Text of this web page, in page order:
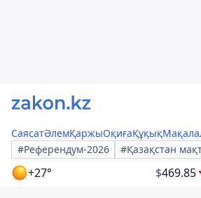
СаясатӘлемҚаржыОқиғаҚұқық
#Референдум-2026
#Қазақстан
+27° $469.85